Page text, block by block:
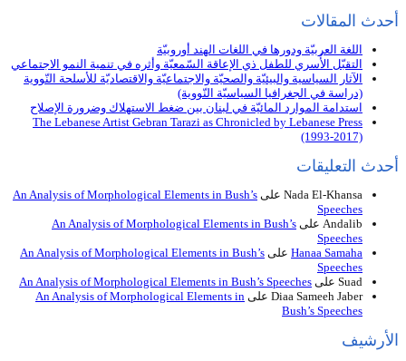
أحدث المقالات
اللغة العربيّة ودورها في اللغات الهند أوروبيّة
التقبّل الأُسري للطفل ذي الإعاقة السّمعيّة وأثره في تنمية النمو الاجتماعي
الآثار السياسية والبيئيّة والصحيّة والاجتماعيّة والاقتصاديّة للأسلحة النّووية
(دراسة في الجغرافيا السياسيّة النّووية)
استدامة الموارد المائيّة في لبنان بين ضغط الاستهلاك وضرورة الإصلاح
The Lebanese Artist Gebran Tarazi as Chronicled by Lebanese Press
(1993-2017)
أحدث التعليقات
Nada El-Khansa على An Analysis of Morphological Elements in Bush’s
Speeches
Andalib على An Analysis of Morphological Elements in Bush’s
Speeches
Hanaa Samaha على An Analysis of Morphological Elements in Bush’s
Speeches
Suad على An Analysis of Morphological Elements in Bush’s Speeches
Diaa Sameeh Jaber على An Analysis of Morphological Elements in
Bush’s Speeches
الأرشيف